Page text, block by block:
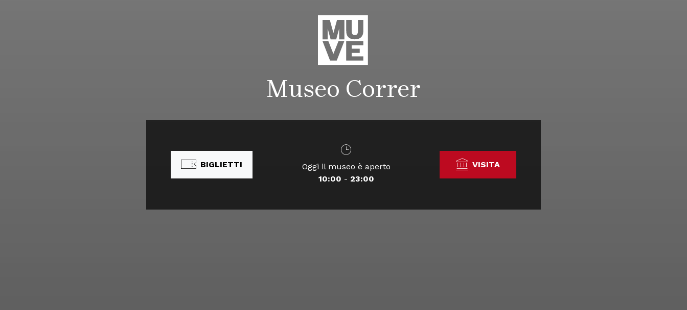
Museo Correr
BIGLIETTI
Oggi il museo è aperto
10:00 - 23:00
VISITA